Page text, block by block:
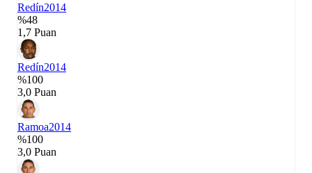
Redín2014
%48
1,7 Puan
Redín2014
%100
3,0 Puan
Ramoa2014
%100
3,0 Puan